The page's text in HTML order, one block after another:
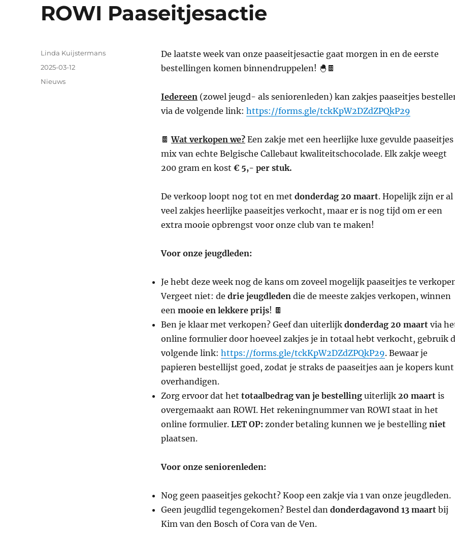
ROWI Paaseitjesactie
De laatste week van onze paaseitjesactie gaat morgen in en de eerste
bestellingen komen binnendruppelen! 🐣🍫
Iedereen(zowel jeugd- als seniorenleden) kan zakjes paaseitjes
via de volgende link: https://forms.gle/tckKpW2DZdZPQkP29
🍫Wat verkopen we?Een zakje met een heerlijke luxe gevulde paaseitjes
mix van echte Belgische Callebaut kwaliteitschocolade. Elk zakje weegt
200 gram en kost € 5,- per stuk.
De verkoop loopt nog tot en met donderdag 20 maart. Hopelijk zijn er al
veel zakjes heerlijke paaseitjes verkocht, maar er is nog tijd om er een
extra mooie opbrengst voor onze club van te maken!
Voor onze jeugdleden:
Je hebt deze week nog de kans om zoveel mogelijk paaseitjes te
Vergeet niet: de drie jeugdledendie de meeste zakjes verkopen, winnen
een mooie en lekkere prijs! 🍫
Ben je klaar met verkopen? Geef dan uiterlijk donderdag 20 maartvia
online formulier door hoeveel zakjes je in totaal hebt verkocht, gebruik
volgende link: https://forms.gle/tckKpW2DZdZPQkP29. Bewaar je
papieren bestellijst goed, zodat je straks de paaseitjes aan je kopers kunt
overhandigen.
Zorg ervoor dat het totaalbedrag van je bestellinguiterlijk 20 maartis
overgemaakt aan ROWI. Het rekeningnummer van ROWI staat in het
online formulier. LET OP: zonder betaling kunnen we je bestelling niet
plaatsen.
Voor onze seniorenleden:
Nog geen paaseitjes gekocht? Koop een zakje via 1 van onze jeugdleden.
Geen jeugdlid tegengekomen? Bestel dan donderdagavond 13 maartbij
Kim van den Bosch of Cora van de Ven.
Auteur
Linda Kuijstermans
Geplaatst
op
2025-03-12
Categorieën
Nieuws